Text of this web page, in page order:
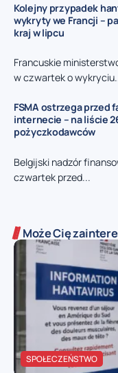
Kolejny przypadek
wykryty we Francji –
kraj w lipcu
Francuskie
w czwartek o
FSMA ostrzega przed
internecie – na liście
pożyczkodawców
Belgijski nadzór
czwartek przed...
Może Cię
SPOŁECZEŃSTWO